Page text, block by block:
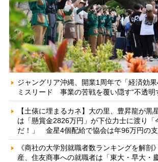
ジャングリア沖縄、開業1周年で「経済効
ミスリード 事業の苦戦を覆い隠す“不透明
【土俵に埋まるカネ】大の里、豊昇龍が黒
は「懸賞金2826万円」が下位力士に渡り「
だ！」 金星4個配給で協会は年96万円の
《商社の大学別就職者数ランキングを解剖
産、住友商事への就職者は「東大・早大・